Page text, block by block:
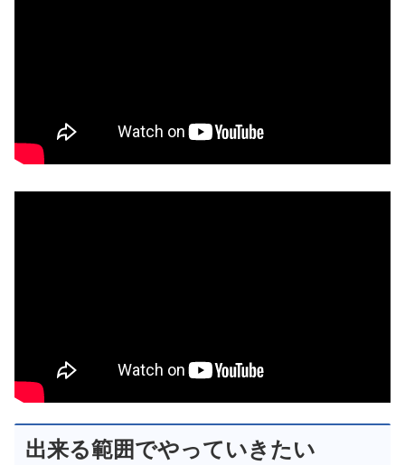
出来る範囲でやっていきたい